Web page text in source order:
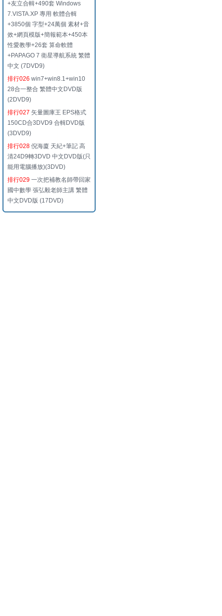
+友立合輯+490套 Windows
7.VISTA.XP 專用 軟體合輯
+3850個 字型+24萬個 素材+音
效+網頁模版+簡報範本+450本
性愛教學+26套 算命軟體
+PAPAGO 7 衛星導航系統 繁體
中文 (7DVD9)
排行026 win7+win8.1+win10
28合一整合 繁體中文DVD版
(2DVD9)
排行027 矢量圖庫王 EPS格式
150CD合3DVD9 合輯DVD版
(3DVD9)
排行028 倪海廈 天紀+筆記 高
清24D9轉3DVD 中文DVD版(只
能用電腦播放)(3DVD)
排行029 一次把補教名師帶回家
國中數學 張弘毅老師主講 繁體
中文DVD版 (17DVD)